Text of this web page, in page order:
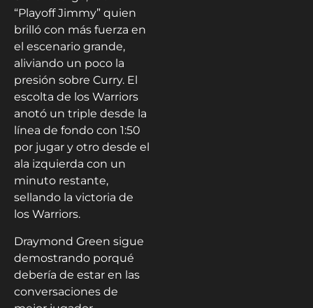
“Playoff Jimmy” quien
brilló con más fuerza en
el escenario grande,
aliviando un poco la
presión sobre Curry. El
escolta de los Warriors
anotó un triple desde la
línea de fondo con 1:50
por jugar y otro desde el
ala izquierda con un
minuto restante,
sellando la victoria de
los Warriors.
Draymond Green sigue
demostrando porqué
debería de estar en las
conversaciones de